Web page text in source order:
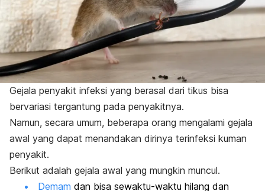
Gejala penyakit infeksi yang berasal dari tikus bisa
bervariasi tergantung pada penyakitnya.
Namun, secara umum, beberapa orang mengalami gejala
awal yang dapat menandakan dirinya terinfeksi kuman
penyakit.
Berikut adalah gejala awal yang mungkin muncul.
Demam dan bisa sewaktu-waktu hilang dan